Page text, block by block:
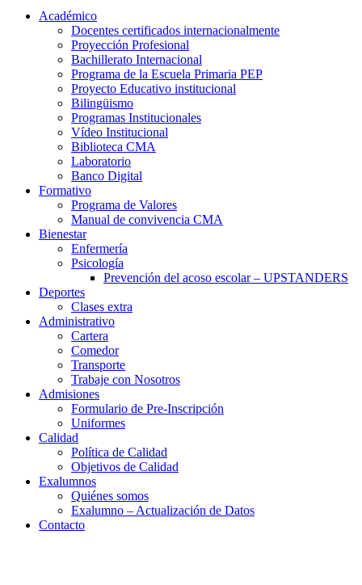
Académico
Docentes certificados internacionalmente
Proyección Profesional
Bachillerato Internacional
Programa de la Escuela Primaria PEP
Proyecto Educativo institucional
Bilingüismo
Programas Institucionales
Vídeo Institucional
Biblioteca CMA
Laboratorio
Banco Digital
Formativo
Programa de Valores
Manual de convivencia CMA
Bienestar
Enfermería
Psicología
Prevención del acoso escolar – UPSTANDERS
Deportes
Clases extra
Administrativo
Cartera
Comedor
Transporte
Trabaje con Nosotros
Admisiones
Formulario de Pre-Inscripción
Uniformes
Calidad
Política de Calidad
Objetivos de Calidad
Exalumnos
Quiénes somos
Exalumno – Actualización de Datos
Contacto